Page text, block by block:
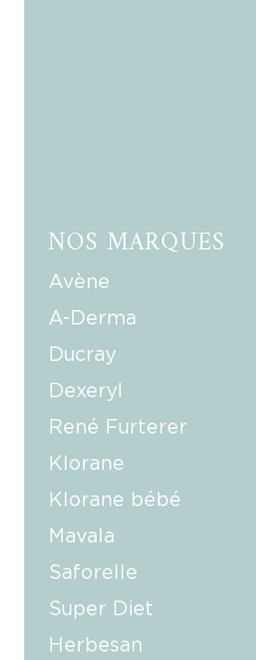
NOS MARQUES
Avène
A-Derma
Ducray
Dexeryl
René Furterer
Klorane
Klorane bébé
Mavala
Saforelle
Super Diet
Herbesan